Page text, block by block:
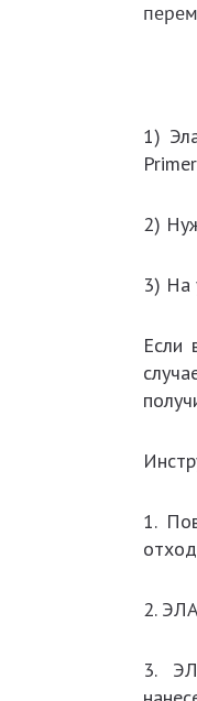
1)
2)
3) На
Если
1.
2.
3.